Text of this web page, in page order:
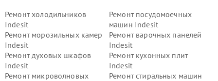
Ремонт холодильников
Indesit
Ремонт посудомоечных
машин Indesit
Ремонт морозильных камер
Indesit
Ремонт варочных панелей
Indesit
Ремонт духовых шкафов
Indesit
Ремонт кухонных плит
Indesit
Ремонт микроволновых
Ремонт стиральных машин